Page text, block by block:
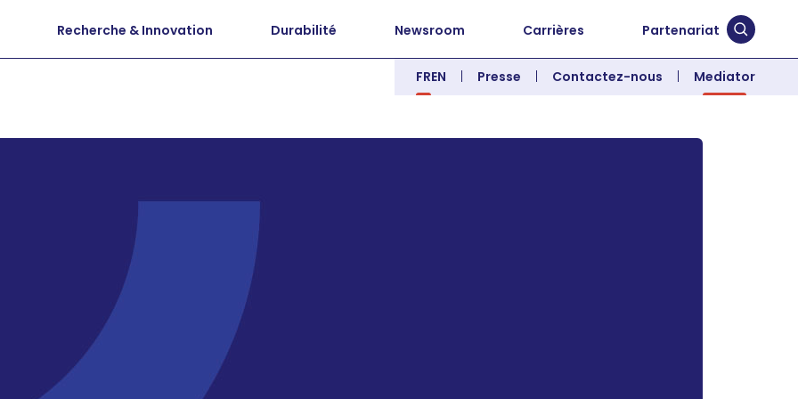
Recherche & Innovation Durabilité Newsroom Carrières Partenariat
FREN Presse Contactez-nous Mediator